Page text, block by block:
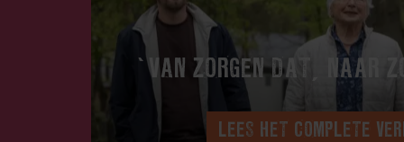
‘VAN ZORGEN DAT, NAAR
LEES HET COMPLETE